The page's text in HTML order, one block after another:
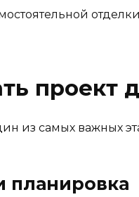
отделки
проект
из самых важных
планировка